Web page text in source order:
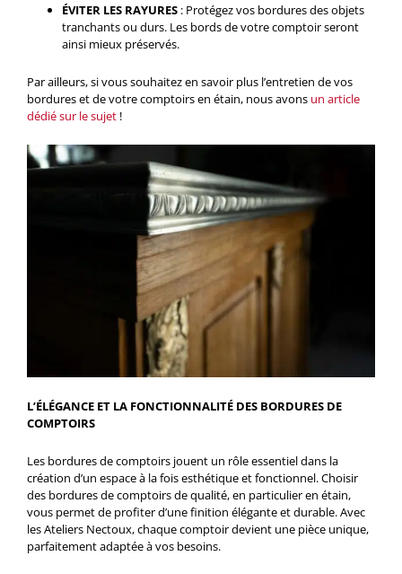
ÉVITER LES RAYURES : Protégez vos bordures des objets
tranchants ou durs. Les bords de votre comptoir seront
ainsi mieux préservés.
Par ailleurs, si vous souhaitez en savoir plus l’entretien de vos
bordures et de votre comptoirs en étain, nous avons un article
dédié sur le sujet !
L’ÉLÉGANCE ET LA FONCTIONNALITÉ DES BORDURES DE
COMPTOIRS
Les bordures de comptoirs jouent un rôle essentiel dans la
création d’un espace à la fois esthétique et fonctionnel. Choisir
des bordures de comptoirs de qualité, en particulier en étain,
vous permet de profiter d’une finition élégante et durable. Avec
les Ateliers Nectoux, chaque comptoir devient une pièce unique,
parfaitement adaptée à vos besoins.